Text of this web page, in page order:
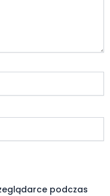
podczas